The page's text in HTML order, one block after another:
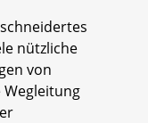
nützliche
von
Wegleitung